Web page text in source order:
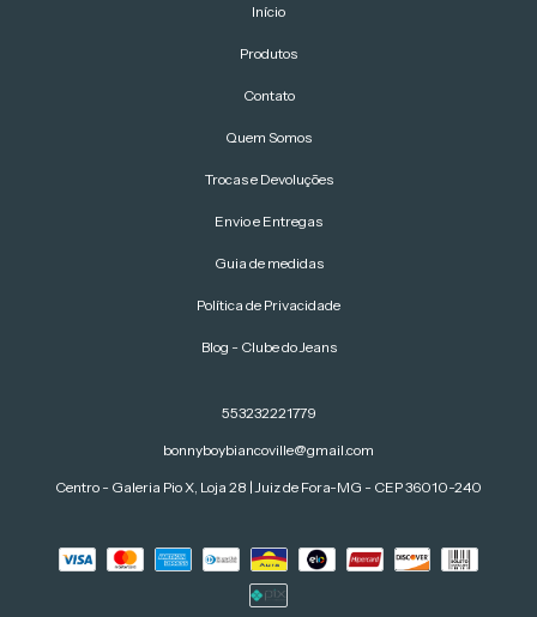
Início
Produtos
Contato
Quem Somos
Trocas e Devoluções
Envio e Entregas
Guia de medidas
Política de Privacidade
Blog - Clube do Jeans
553232221779
bonnyboybiancoville@gmail.com
Centro - Galeria Pio X, Loja 28 | Juiz de Fora-MG - CEP 36010-240